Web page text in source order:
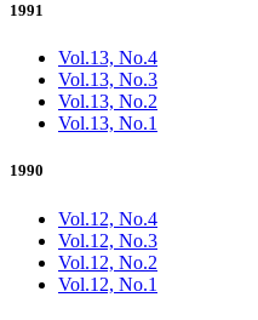
1991
Vol.13, No.4
Vol.13, No.3
Vol.13, No.2
Vol.13, No.1
1990
Vol.12, No.4
Vol.12, No.3
Vol.12, No.2
Vol.12, No.1